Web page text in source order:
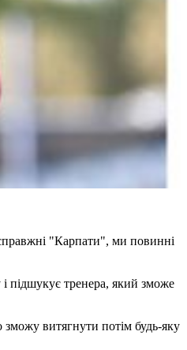
"Карпати", ми повинні
підшукує тренера, який зможе
витягнути потім будь-яку